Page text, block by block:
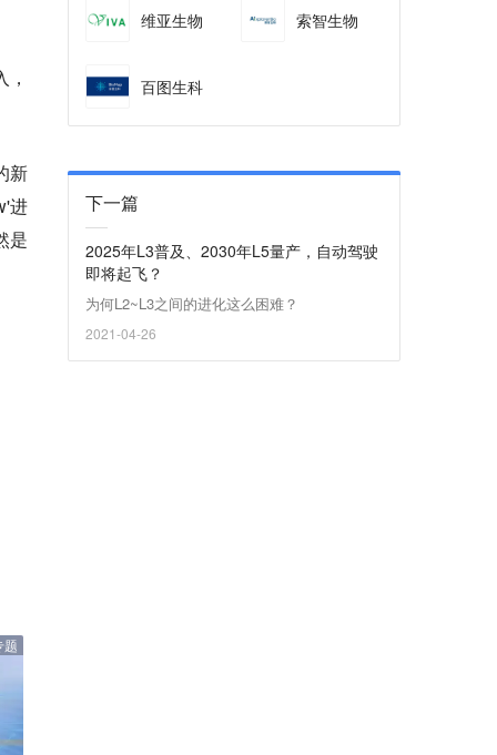
新
进
是
题
维亚生物 索智生物
百图生科
下一篇
2025年L3普及、2030年L5量产，自动驾驶
即将起飞？
​为何L2~L3之间的进化这么困难？
2021-04-26